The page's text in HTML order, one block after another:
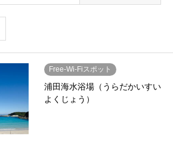
Free-Wi-Fiスポット
浦田海水浴場（うらだかいすい
よくじょう）